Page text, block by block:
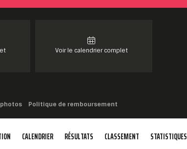
Voir le calendrier complet
Politique de remboursement
CALENDRIER RÉSULTATS CLASSEMENT STATISTIQUES